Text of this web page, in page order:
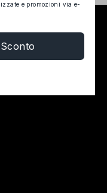
e promozioni via e-